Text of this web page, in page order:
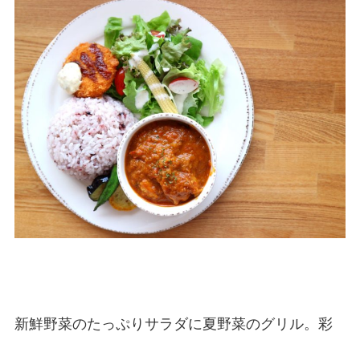
新鮮野菜のたっぷりサラダに夏野菜のグリル。彩